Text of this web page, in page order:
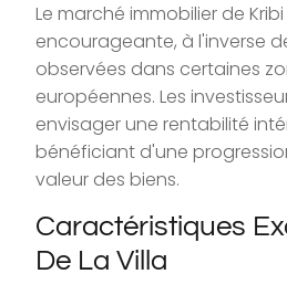
Le marché immobilier de
encourageante, à l'inverse
observées dans certaines
européennes. Les
envisager une rentabilité
bénéficiant d'une
valeur des biens.
Caractéristiques
De La Villa